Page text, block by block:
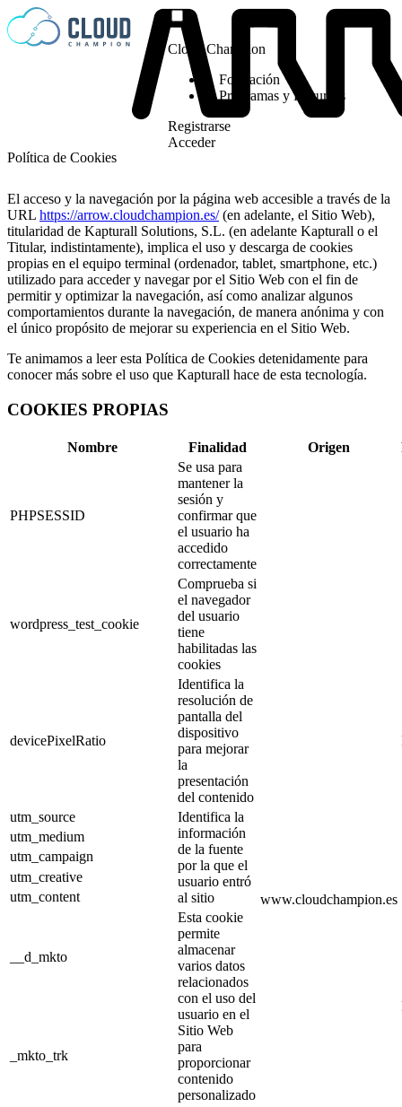
Saltar al contenido
Cloud Champion
Formación
Programas y Recursos
Registrarse
Acceder
Política de Cookies
El acceso y la navegación por la página web accesible a través de la
URL https://arrow.cloudchampion.es/(en adelante, el Sitio Web),
titularidad de Kapturall Solutions, S.L. (en adelante Kapturall o el
Titular, indistintamente), implica el uso y descarga de cookies
propias en el equipo terminal (ordenador, tablet, smartphone, etc.)
utilizado para acceder y navegar por el Sitio Web con el fin de
permitir y optimizar la navegación, así como analizar algunos
comportamientos durante la navegación, de manera anónima y con
el único propósito de mejorar su experiencia en el Sitio Web.
Te animamos a leer esta Política de Cookies detenidamente para
conocer más sobre el uso que Kapturall hace de esta tecnología.
COOKIES PROPIAS
Nombre Finalidad Origen
PHPSESSID
Se usa para
mantener la
sesión y
confirmar que
el usuario ha
accedido
correctamente
www.cloudchampion.es
wordpress_test_cookie
Comprueba si
el navegador
del usuario
tiene
habilitadas las
cookies
devicePixelRatio
Identifica la
resolución de
pantalla del
dispositivo
para mejorar
la
presentación
del contenido
utm_source
Identifica la
información
de la fuente
por la que el
usuario entró
al sitio
utm_medium
utm_campaign
utm_creative
utm_content
__d_mkto
Esta cookie
permite
almacenar
varios datos
relacionados
con el uso del
usuario en el
Sitio Web
para
proporcionar
contenido
personalizado
_mkto_trk